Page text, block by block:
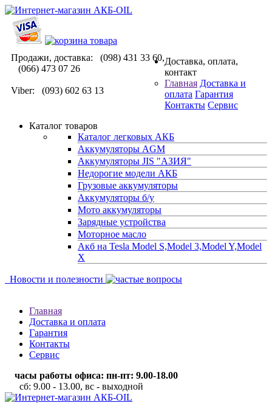
Продажи, доставка: (098) 431 33 60,
(066) 473 07 26
Viber: (093) 602 63 13
Доставка, оплата,
контакт
Главная Доставка и
оплата Гарантия
Контакты Сервис
Каталог товаров
Каталог легковых АКБ
Аккумуляторы AGM
Аккумуляторы JIS "АЗИЯ"
Недорогие модели АКБ
Грузовые аккумуляторы
Аккумуляторы б/у
Мото аккумуляторы
Зарядные устройства
Моторное масло
Акб на Tesla Model S,Model 3,Model Y,Model
X
Новости и полезности
Главная
Доставка и оплата
Гарантия
Контакты
Сервис
часы работы офиса: пн-пт: 9.00-18.00
сб: 9.00 - 13.00, вс - выходной